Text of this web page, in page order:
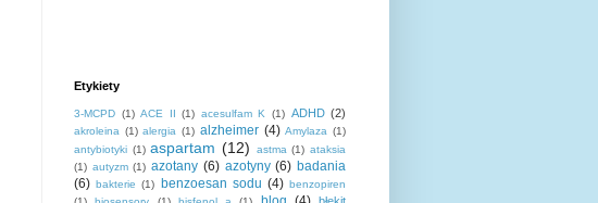
Etykiety
3-MCPD (1) ACE II (1) acesulfam K (1) ADHD (2)
akroleina (1) alergia (1) alzheimer (4) Amylaza (1)
antybiotyki (1) aspartam (12) astma (1) ataksia
(1) autyzm (1) azotany (6) azotyny (6) badania
(6) bakterie (1) benzoesan sodu (4) benzopiren